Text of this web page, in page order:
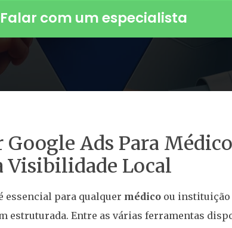
Falar com um especialista
Ads Para
Visibilidade Local
essencial para qualquer médico ou instituição
estruturada. Entre as várias ferramentas